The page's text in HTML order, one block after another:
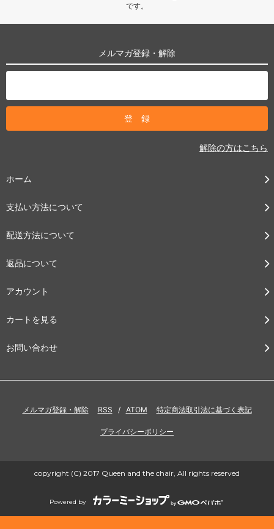
です。
メルマガ登録・解除
解除の方はこちら
ホーム
支払い方法について
配送方法について
返品について
アカウント
カートを見る
お問い合わせ
メルマガ登録・解除 RSS / ATOM 特定商法取引法に基づく表記
プライバシーポリシー
copyright (C) 2017 Queen and the chair, All rights reserved
Powered by